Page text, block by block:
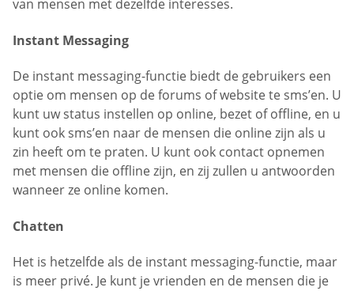
van mensen met dezelfde interesses.
Instant Messaging
De instant messaging-functie biedt de gebruikers een
optie om mensen op de forums of website te sms’en. U
kunt uw status instellen op online, bezet of offline, en u
kunt ook sms’en naar de mensen die online zijn als u
zin heeft om te praten. U kunt ook contact opnemen
met mensen die offline zijn, en zij zullen u antwoorden
wanneer ze online komen.
Chatten
Het is hetzelfde als de instant messaging-functie, maar
is meer privé. Je kunt je vrienden en de mensen die je